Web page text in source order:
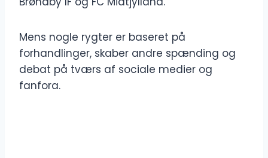
Mens nogle rygter er baseret på
forhandlinger, skaber andre spænding og
debat på tværs af sociale medier og
fanfora.